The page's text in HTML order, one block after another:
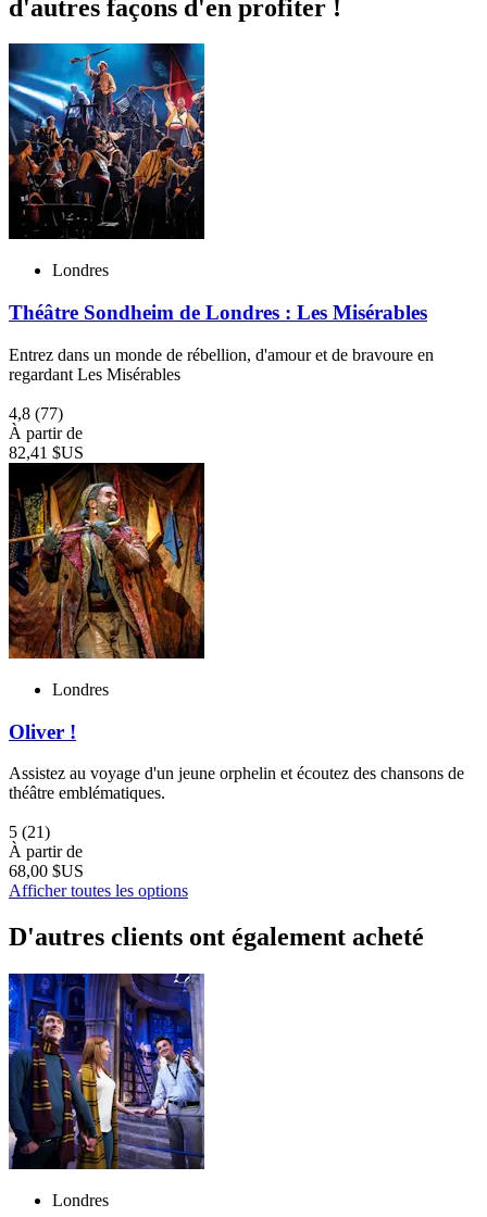
d'autres façons d'en profiter !
Londres
Théâtre Sondheim de Londres : Les Misérables
Entrez dans un monde de rébellion, d'amour et de bravoure en
regardant Les Misérables
4,8 (77)
À partir de
82,41 $US
Londres
Oliver !
Assistez au voyage d'un jeune orphelin et écoutez des chansons de
théâtre emblématiques.
5 (21)
À partir de
68,00 $US
Afficher toutes les options
D'autres clients ont également acheté
Londres